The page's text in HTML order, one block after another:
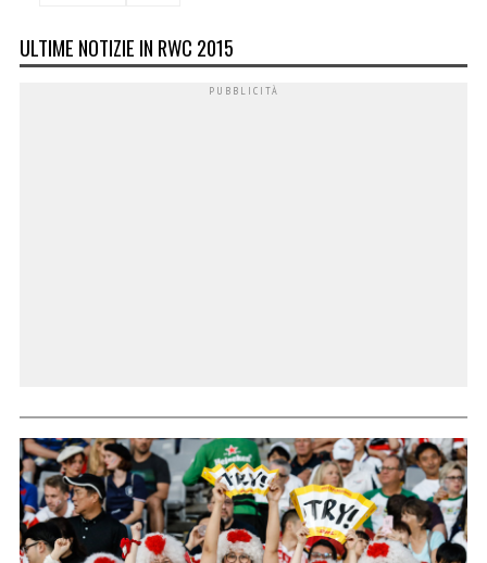
ULTIME NOTIZIE IN RWC 2015